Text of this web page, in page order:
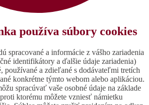
používa súbory cookies
spracované a informácie z vášho zariadenia
identifikátory a ďalšie údaje zariadenia)
používané a zdieľané s dodávateľmi tretích
konkrétne týmto webom alebo aplikáciou.
spracúvať vaše osobné údaje na základe
ktorému môžete vzniesť námietku